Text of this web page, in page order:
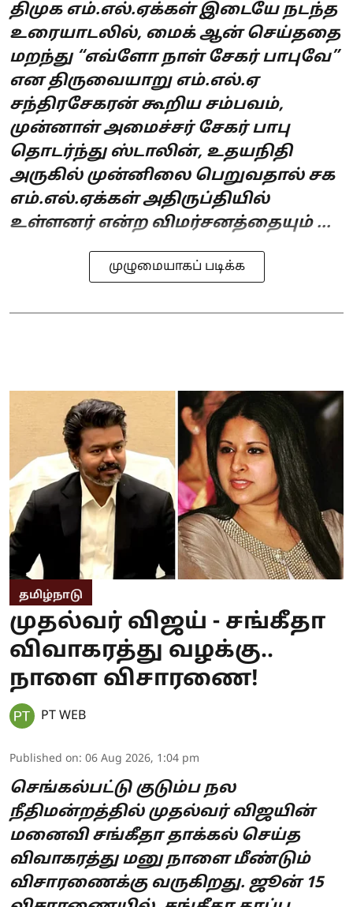
திமுக எம்.எல்.ஏக்கள் இடையே நடந்த
உரையாடலில், மைக் ஆன் செய்ததை
மறந்து “எவ்ளோ நாள் சேகர் பாபுவே”
என திருவையாறு எம்.எல்.ஏ
சந்திரசேகரன் கூறிய சம்பவம்,
முன்னாள் அமைச்சர் சேகர் பாபு
தொடர்ந்து ஸ்டாலின், உதயநிதி
அருகில் முன்னிலை பெறுவதால் சக
எம்.எல்.ஏக்கள் அதிருப்தியில்
உள்ளனர் என்ற விமர்சனத்தையும் ...
முழுமையாகப் படிக்க
தமிழ்நாடு
முதல்வர் விஜய் - சங்கீதா
விவாகரத்து வழக்கு..
நாளை விசாரணை!
PT WEB
Published on: 06 Aug 2026, 1:04 pm
செங்கல்பட்டு குடும்ப நல
நீதிமன்றத்தில் முதல்வர் விஜயின்
மனைவி சங்கீதா தாக்கல் செய்த
விவாகரத்து மனு நாளை மீண்டும்
விசாரணைக்கு வருகிறது. ஜூன் 15